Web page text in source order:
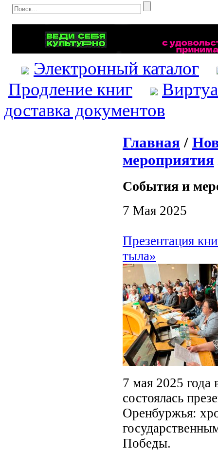
Электронный каталог
Продление книг
доставка документов
Главная /
мероприятия
События и
7 Мая 2025
Презентация
тыла»
7 мая 2025 года
состоялась
Оренбуржья:
Победы.